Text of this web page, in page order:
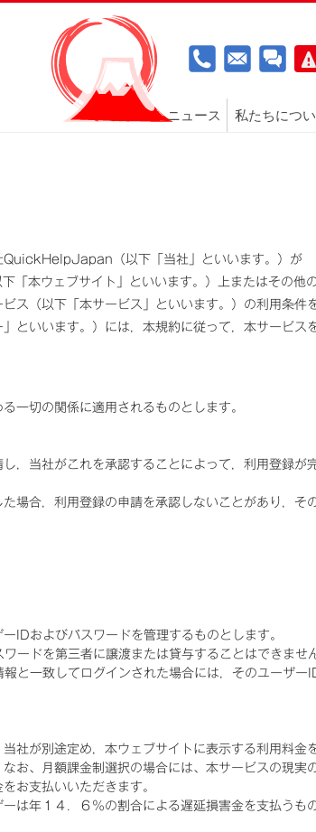
ニュース 私たちにつ
QuickHelpJapan（以下「当社」といいます。）が
ウェブサイト」といいます。）上またはその他
ス（以下「本サービス」といいます。）の利用条件
といいます。）には，本規約に従って，本サービス
一切の関係に適用されるものとします。
，当社がこれを承認することによって，利用登録が
場合，利用登録の申請を承認しないことがあり，そ
IDおよびパスワードを管理するものとします。
ードを第三者に譲渡または貸与することはできませ
と一致してログインされた場合には，そのユーザー
社が別途定め，本ウェブサイトに表示する利用料金を
お、月額課金制選択の場合には、本サービスの現実
お支払いいただきます。
は年１４．６％の割合による遅延損害金を支払うも